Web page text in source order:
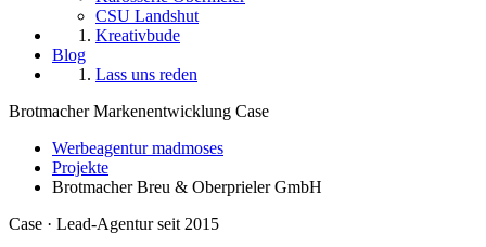
CSU Landshut
Kreativbude
Blog
Lass uns reden
Brotmacher Markenentwicklung Case
Werbeagentur madmoses
Projekte
Brotmacher Breu & Oberprieler GmbH
Case · Lead-Agentur seit 2015